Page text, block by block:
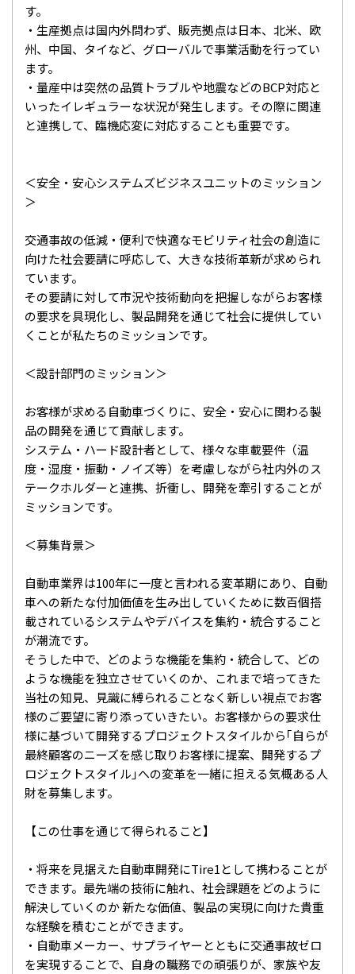
す。
・生産拠点は国内外問わず、販売拠点は日本、北米、欧
州、中国、タイなど、グローバルで事業活動を行ってい
ます。
・量産中は突然の品質トラブルや地震などのBCP対応と
いったイレギュラーな状況が発生します。その際に関連
と連携して、臨機応変に対応することも重要です。
＜安全・安心システムズビジネスユニットのミッション
＞
交通事故の低減・便利で快適なモビリティ社会の創造に
向けた社会要請に呼応して、大きな技術革新が求められ
ています。
その要請に対して市況や技術動向を把握しながらお客様
の要求を具現化し、製品開発を通じて社会に提供してい
くことが私たちのミッションです。
＜設計部門のミッション＞
お客様が求める自動車づくりに、安全・安心に関わる製
品の開発を通じて貢献します。
システム・ハード設計者として、様々な車載要件（温
度・湿度・振動・ノイズ等）を考慮しながら社内外のス
テークホルダーと連携、折衝し、開発を牽引することが
ミッションです。
＜募集背景＞
自動車業界は100年に一度と言われる変革期にあり、自動
車への新たな付加価値を生み出していくために数百個搭
載されているシステムやデバイスを集約・統合すること
が潮流です。
そうした中で、どのような機能を集約・統合して、どの
ような機能を独立させていくのか、これまで培ってきた
当社の知見、見識に縛られることなく新しい視点でお客
様のご要望に寄り添っていきたい。お客様からの要求仕
様に基づいて開発するプロジェクトスタイルから｢自らが
最終顧客のニーズを感じ取りお客様に提案、開発するプ
ロジェクトスタイル｣への変革を一緒に担える気概ある人
財を募集します。
【この仕事を通じて得られること】
・将来を見据えた自動車開発にTire1として携わることが
できます。最先端の技術に触れ、社会課題をどのように
解決していくのか 新たな価値、製品の実現に向けた貴重
な経験を積むことができます。
・自動車メーカー、サプライヤーとともに交通事故ゼロ
を実現することで、自身の職務での頑張りが、家族や友